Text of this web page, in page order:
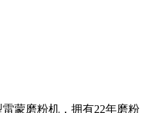
蒙磨粉机，拥有22年磨粉